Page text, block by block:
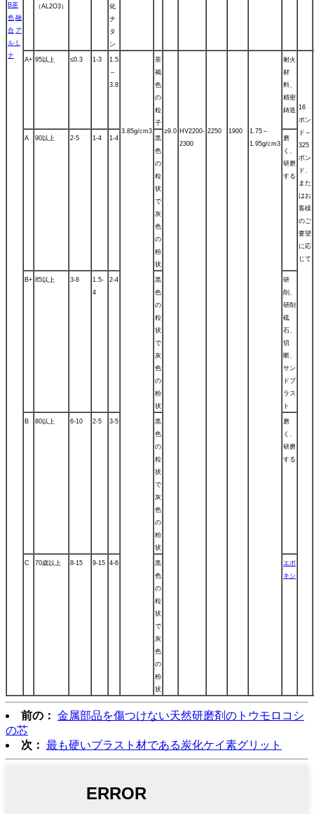
B茶
色 融
合 ア
ルミ
ナ
（AL2O3）
化
チ
タ
ン
A+ 95以上 ≤0.3 1-3
1.5
～
3.8
3.85g/cm3
茶
褐
色
の
粒
子
≥9.0 HV2200-
2300
2250 1900
1.75～
1.95g/cm3
耐火
材
料、
精密
鋳造 16
ポン
ド～
325
ポン
ド、
また
はお
客様
のご
要望
に応
じて
A 90以上 2-5 1-4 1-4
黒
色
の
粒
状
で
灰
色
の
粉
状
磨
く、
研磨
する
B+ 85以上 3-8
1.5-
4
2-4
黒
色
の
粒
状
で
灰
色
の
粉
状
研
削、
研削
砥
石、
切
断、
サン
ドブ
ラス
ト
B 80以上 6-10 2-5 3-5
黒
色
の
粒
状
で
灰
色
の
粉
状
磨
く、
研磨
する
C 70歳以上 8-15 9-15 4-6
黒
色
の
粒
状
で
灰
色
の
粉
状
エポ
キシ
前の： 金属部品を傷つけない天然研磨剤のトウモロコシ
の芯
次： 最も硬いブラスト材である炭化ケイ素グリット